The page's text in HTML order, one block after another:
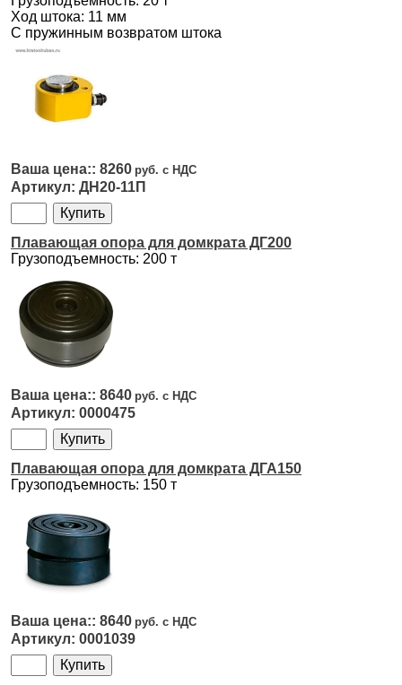
Ход штока: 11 мм
С пружинным возвратом штока
8260
ДН20-11П
Плавающая опора для домкрата ДГ200
Грузоподъемность: 200 т
8640
0000475
Плавающая опора для домкрата ДГА150
Грузоподъемность: 150 т
8640
0001039